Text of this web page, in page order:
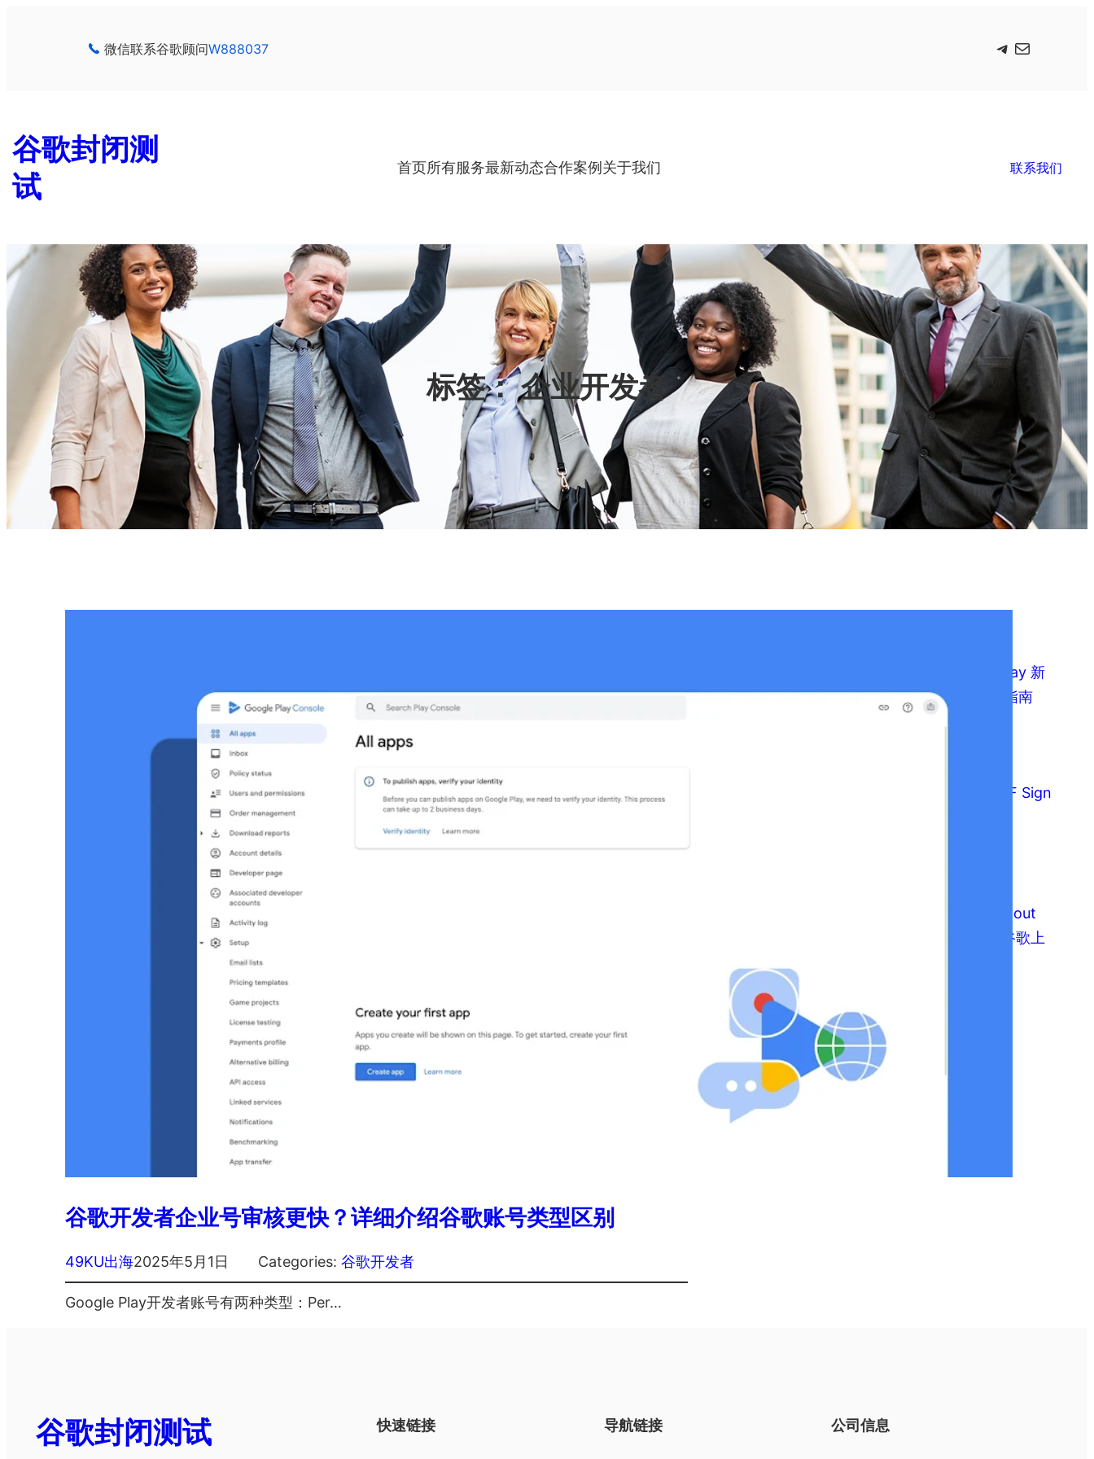
微信联系谷歌顾问W888037 Telegram 电子邮件
谷歌封闭测
试
首页所有服务最新动态合作案例 关于我们 联系我们
标签：企业开发者
谷歌开发者企业号审核更快？详细介绍谷歌账号类型区别
49KU出海2025年5月1日 Categories: 谷歌开发者
Google Play开发者账号有两种类型：Per…
2026 年 Google Play 新
号上架复盘与避坑指南
谷歌封闭测试：PDF Sign
谷歌封闭测试：Layout
Calc Pro工具App谷歌上
作者：49KU出海
2025年11月9日
Latest comments
您尚未收到任何评论。
谷歌封闭测试 快速链接 导航链接 公司信息